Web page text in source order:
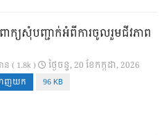
ាក្យសុំបញ្ជាក់អំពីការចូលរួមជីវភាព
ន ( 1.8k ) ថ្ងៃ​ចន្ទ, 20 ខែ​កក្កដា, 2026
ាញយក 96 KB